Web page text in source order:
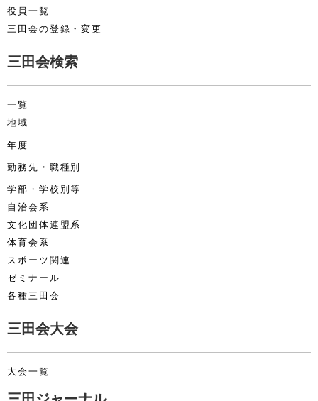
役員一覧
三田会の登録・変更
三田会検索
一覧
地域
年度
勤務先・職種別
学部・学校別等
自治会系
文化団体連盟系
体育会系
スポーツ関連
ゼミナール
各種三田会
三田会大会
大会一覧